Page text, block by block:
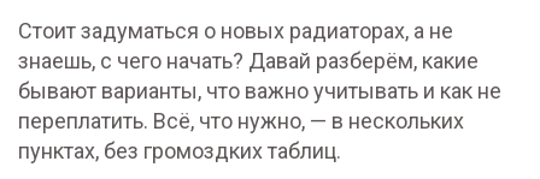
Стоит задуматься о новых радиаторах, а не
знаешь, с чего начать? Давай разберём, какие
бывают варианты, что важно учитывать и как не
переплатить. Всё, что нужно, — в нескольких
пунктах, без громоздких таблиц.